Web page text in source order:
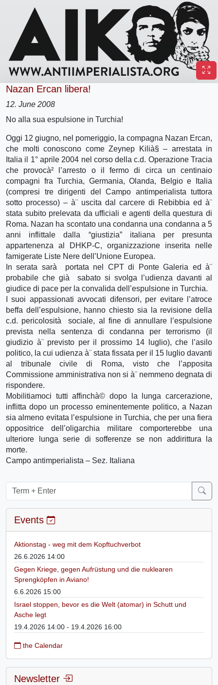
Nazan Ercan libera!
12. June 2008
No alla sua espulsione in Turchia!
Oggi 12 giugno, nel pomeriggio, la compagna Nazan Ercan,
che molti conoscono come Zeynep Kilià§ – arrestata in
Italia il 1° aprile 2004 nel corso della c.d. Operazione Tracia
che provocà² l’arresto o il fermo di circa un centinaio
compagni fra Turchia, Germania, Olanda, Belgio e Italia
(compresi tre dirigenti del Campo antimperialista tuttora
sotto processo) – à¨ uscita dal carcere di Rebibbia ed à¨
stata subito prelevata da ufficiali e agenti della questura di
Roma. Nazan ha scontato una condanna una condanna a 5
anni inflittale dalla “giustizia” italiana per presunta
appartenenza al DHKP-C, organizzazione inserita nelle
famigerate Liste Nere dell’Unione Europea.
In serata sarà portata nel CPT di Ponte Galeria ed à¨
probabile che già sabato si svolga l’udienza davanti al
giudice di pace per la convalida dell’espulsione in Turchia.
I suoi appassionati avvocati difensori, per evitare l’atroce
beffa dell’espulsione, hanno chiesto sia la revisione della
c.d. pericolosità sociale, al fine di annullare l’espulsione
prevista nella sentenza di condanna per terrorismo (il
giudizio à¨ previsto per il prossimo 14 luglio), che l’asilo
politico, la cui udienza à¨ stata fissata per il 15 luglio davanti
al tribunale civile di Roma, visto che l’apposita
Commissione amministrativa non si à¨ nemmeno degnata di
rispondere.
Mobilitiamoci tutti affinchà© dopo la lunga carcerazione,
inflitta dopo un processo eminentemente politico, a Nazan
sia almeno evitata l’espulsione in Turchia, che per una fiera
oppositrice dell’oligarchia militare comporterebbe una
ulteriore lunga serie di sofferenze se non addirittura la
morte.
Campo antimperialista – Sez. Italiana
Events
Aktionstag - weg mit dem Kopftuchverbot
26.6.2026 14:00
Gegen Kriege, gegen Aufrüstung und die nuklearen
Sprengköpfen in Aviano!
6.6.2026 15:00
Israel stoppen, bevor es die Welt (atomar) in Schutt und
Asche legt
19.4.2026 14:00 - 19.4.2026 16:00
the Calendar
Newsletter